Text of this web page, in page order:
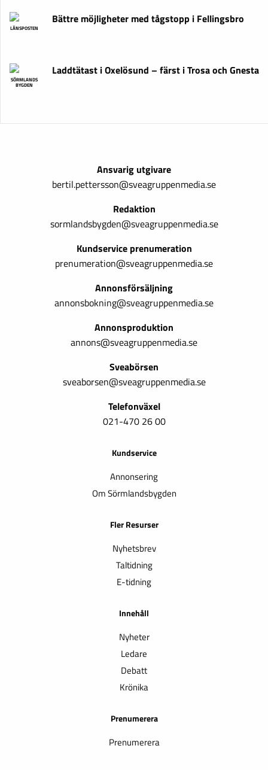
LÄNSPOSTEN
Bättre möjligheter med tågstopp i Fellingsbro
SÖRMLANDS
BYGDEN
Laddtätast i Oxelösund – färst i Trosa och Gnesta
Ansvarig utgivare
bertil.pettersson@sveagruppenmedia.se
Redaktion
sormlandsbygden@sveagruppenmedia.se
Kundservice prenumeration
prenumeration@sveagruppenmedia.se
Annonsförsäljning
annonsbokning@sveagruppenmedia.se
Annonsproduktion
annons@sveagruppenmedia.se
Sveabörsen
sveaborsen@sveagruppenmedia.se
Telefonväxel
021-470 26 00
Kundservice
Annonsering
Om Sörmlandsbygden
Fler Resurser
Nyhetsbrev
Taltidning
E-tidning
Innehåll
Nyheter
Ledare
Debatt
Krönika
Prenumerera
Prenumerera